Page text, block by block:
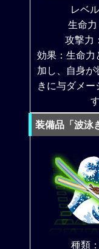
レベ
生命
攻撃力
効果：生命力
加し、自身が
きに与ダメー
す
装備品「波泳
種類